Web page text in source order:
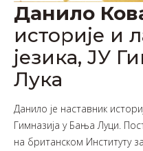
Данило
историје и
језика, ЈУ
Лука
Данило је наставник
Гимназија у Бања Луци.
на британском Институту